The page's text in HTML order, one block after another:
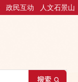
人文石景山
政民互动